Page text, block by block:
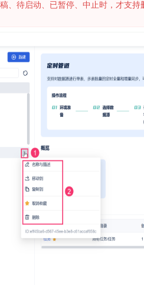
、待启动、已暂停、中止时，才支